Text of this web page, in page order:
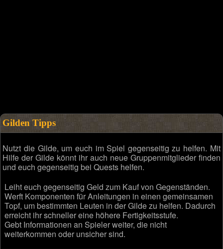
Gilden Tipps
Nutzt die Gilde, um euch im Spiel gegenseitig zu helfen. Mit
Hilfe der Gilde könnt ihr auch neue Gruppenmitglieder finden
und euch gegenseitig bei Quests helfen.
Leiht euch gegenseitig Geld zum Kauf von Gegenständen.
Werft Komponenten für Anleitungen in einen gemeinsamen
Topf, um bestimmten Leuten in der Gilde zu helfen. Dadurch
erreicht ihr schneller eine höhere Fertigkeitsstufe.
Gebt Informationen an Spieler weiter, die nicht
weiterkommen oder unsicher sind.